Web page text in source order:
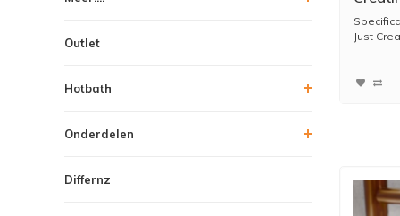
Outlet
Hotbath
Onderdelen
Differnz
Just